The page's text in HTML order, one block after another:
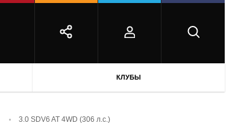
КЛУБЫ
3.0 SDV6 AT 4WD (306 л.с.)